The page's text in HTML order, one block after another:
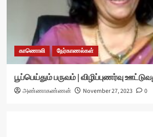
காணொலி நேர்காணல்கள்
பூப்பெய்தும் பருவம் | விழிப்புணர்வு
அண்ணாகண்ணன் November 27, 2023 0